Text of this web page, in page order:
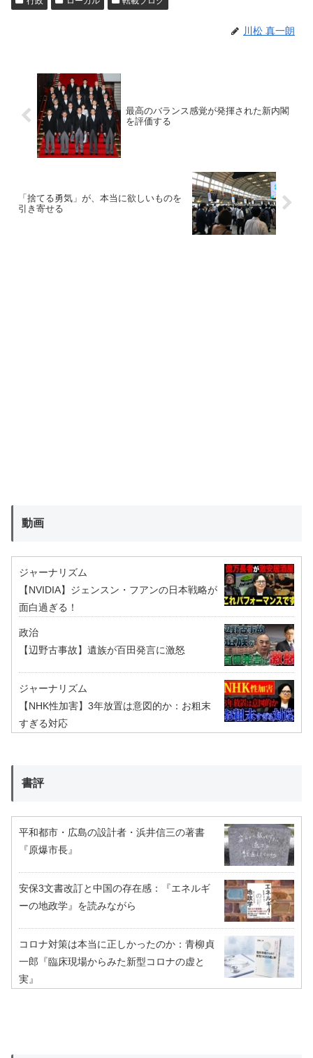
川松 真一朗
最高のバランス感覚が発揮された新内閣
を評価する
「捨てる勇気」が、本当に欲しいものを
引き寄せる
動画
ジャーナリズム
【NVIDIA】ジェンスン・フアンの日本戦略が
面白過ぎる！
政治
【辺野古事故】遺族が百田発言に激怒
ジャーナリズム
【NHK性加害】3年放置は意図的か：お粗末
すぎる対応
書評
平和都市・広島の設計者・浜井信三の著書
『原爆市長』
安保3文書改訂と中国の存在感：『エネルギ
ーの地政学』を読みながら
コロナ対策は本当に正しかったのか：青柳貞
一郎『臨床現場からみた新型コロナの虚と
実』